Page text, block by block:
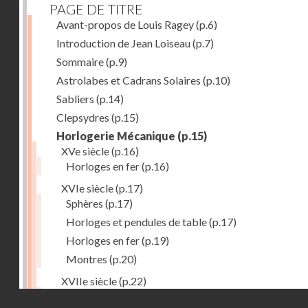
PAGE DE TITRE
Avant-propos de Louis Ragey(p.6)
Introduction de Jean Loiseau(p.7)
Sommaire(p.9)
Astrolabes et Cadrans Solaires (p.10)
Sabliers (p.14)
Clepsydres (p.15)
Horlogerie Mécanique (p.15)
XVe siècle(p.16)
Horloges en fer(p.16)
XVIe siècle(p.17)
Sphères (p.17)
Horloges et pendules de table(p.17)
Horloges en fer(p.19)
Montres (p.20)
XVIIe siècle(p.22)